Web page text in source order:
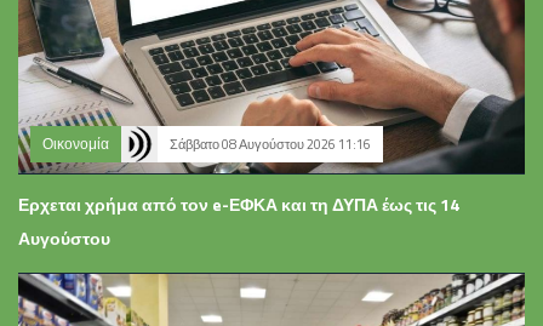
Οικονομία Σάββατο 08 Αυγούστου 2026 11:16
Ερχεται χρήμα από τον e-ΕΦΚΑ και τη ΔΥΠΑ έως τις 14
Αυγούστου